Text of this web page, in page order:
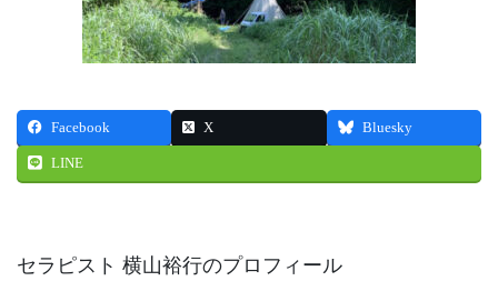
Facebook X Bluesky
LINE
セラピスト 横山裕行のプロフィール